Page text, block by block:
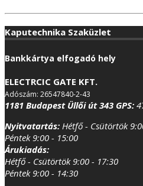
Kaputechnika Szaküzlet
Bankkártya elfogadó hely
ELECTRCIC GATE KFT.
Adószám: 26547840-2-43
1181 Budapest Üllői út 343 GPS:
Nyitvatartás: Hétfő - Csütörtök
Péntek 9:00 - 15:00
Árukiadás:
Hétfő - Csütörtök 9:00 - 17:30
Péntek 9:00 - 14:30